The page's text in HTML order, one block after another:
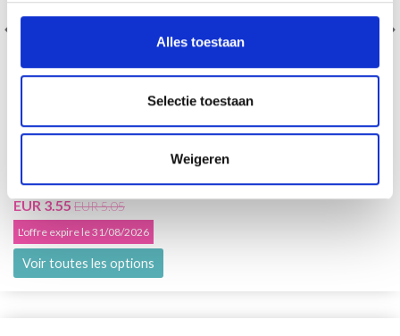
Alles toestaan
Selectie toestaan
Weigeren
75% Laine / 25% Nylon
EUR 3.55EUR 5.05
L'offre expire le 31/08/2026
Voir toutes les options